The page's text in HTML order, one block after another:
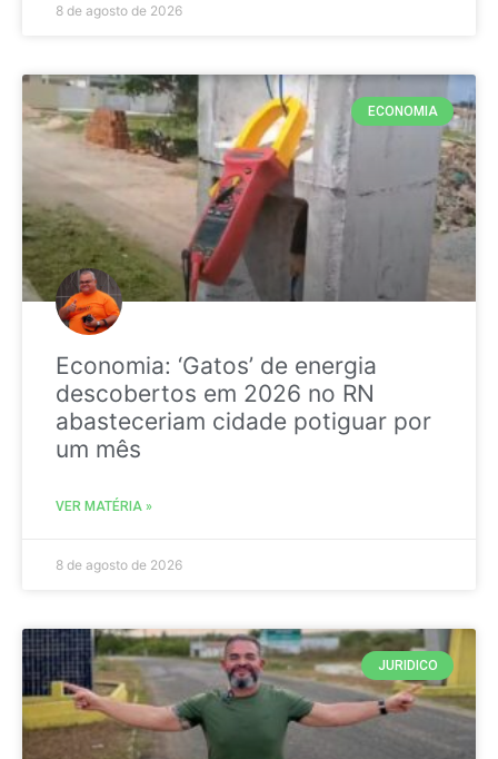
8 de agosto de 2026
ECONOMIA
Economia: ‘Gatos’ de energia
descobertos em 2026 no RN
abasteceriam cidade potiguar por
um mês
VER MATÉRIA »
8 de agosto de 2026
JURIDICO